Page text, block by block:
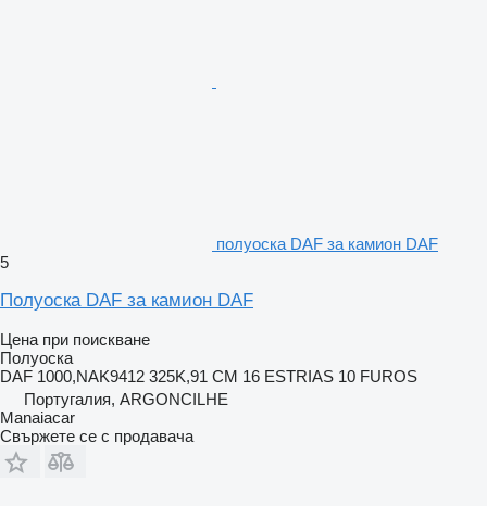
полуоска DAF за камион DAF
5
Полуоска DAF за камион DAF
Цена при поискване
Полуоска
DAF 1000,NAK9412 325K,91 CM 16 ESTRIAS 10 FUROS
Португалия, ARGONCILHE
Manaiacar
Свържете се с продавача